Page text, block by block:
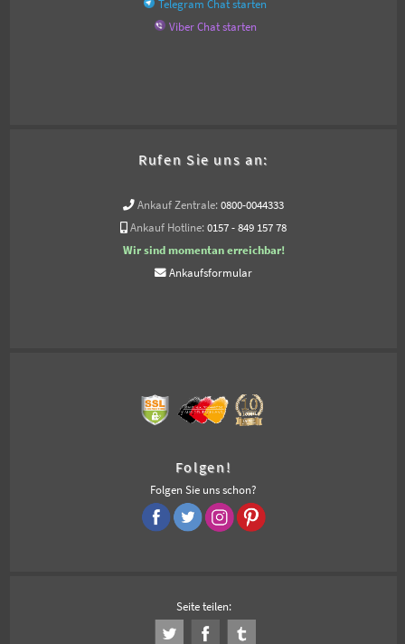
Telegram Chat starten
Viber Chat starten
Rufen Sie uns an:
Ankauf Zentrale: 0800-0044333
Ankauf Hotline: 0157 - 849 157 78
Wir sind momentan erreichbar!
Ankaufsformular
Folgen!
Folgen Sie uns schon?
Seite teilen: